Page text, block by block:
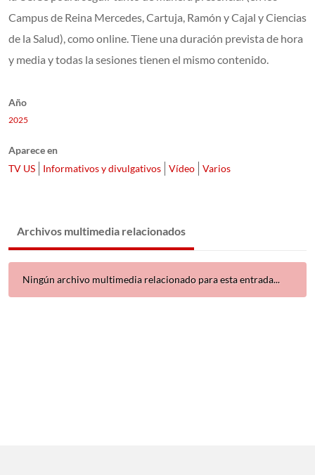
Campus de Reina Mercedes, Cartuja, Ramón y Cajal y Ciencias
de la Salud), como online. Tiene una duración prevista de hora
y media y todas la sesiones tienen el mismo contenido.
Año
2025
Aparece en
TV US
Informativos y divulgativos Vídeo Varios
Archivos multimedia relacionados
Ningún archivo multimedia relacionado para esta entrada...